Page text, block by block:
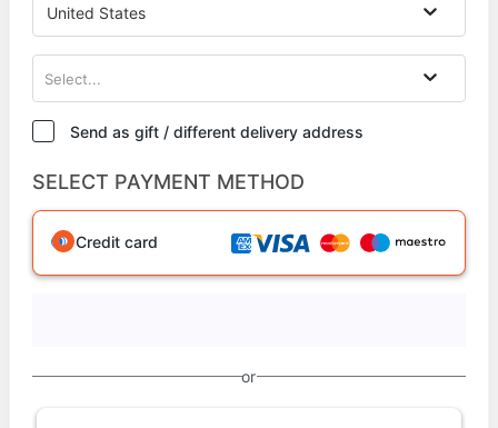
United States
Select...
Send as gift / different delivery address
SELECT PAYMENT METHOD
Credit card
or